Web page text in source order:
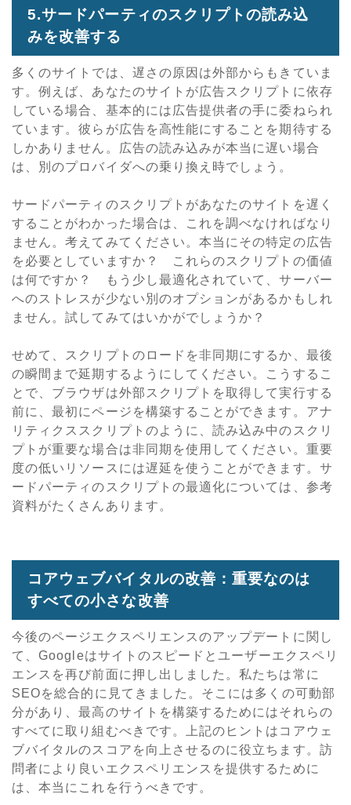
5.サードパーティのスクリプトの読み込
みを改善する
多くのサイトでは、遅さの原因は外部からもきていま
す。例えば、あなたのサイトが広告スクリプトに依存
している場合、基本的には広告提供者の手に委ねられ
ています。彼らが広告を高性能にすることを期待する
しかありません。広告の読み込みが本当に遅い場合
は、別のプロバイダへの乗り換え時でしょう。
サードパーティのスクリプトがあなたのサイトを遅く
することがわかった場合は、これを調べなければなり
ません。考えてみてください。本当にその特定の広告
を必要としていますか？ これらのスクリプトの価値
は何ですか？ もう少し最適化されていて、サーバー
へのストレスが少ない別のオプションがあるかもしれ
ません。試してみてはいかがでしょうか？
せめて、スクリプトのロードを非同期にするか、最後
の瞬間まで延期するようにしてください。こうするこ
とで、ブラウザは外部スクリプトを取得して実行する
前に、最初にページを構築することができます。アナ
リティクススクリプトのように、読み込み中のスクリ
プトが重要な場合は非同期を使用してください。重要
度の低いリソースには遅延を使うことができます。サ
ードパーティのスクリプトの最適化については、参考
資料がたくさんあります。
コアウェブバイタルの改善：重要なのは
すべての小さな改善
今後のページエクスペリエンスのアップデートに関し
て、Googleはサイトのスピードとユーザーエクスペリ
エンスを再び前面に押し出しました。私たちは常に
SEOを総合的に見てきました。そこには多くの可動部
分があり、最高のサイトを構築するためにはそれらの
すべてに取り組むべきです。上記のヒントはコアウェ
ブバイタルのスコアを向上させるのに役立ちます。訪
問者により良いエクスペリエンスを提供するために
は、本当にこれを行うべきです。